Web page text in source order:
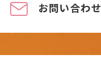
お問い合わせ